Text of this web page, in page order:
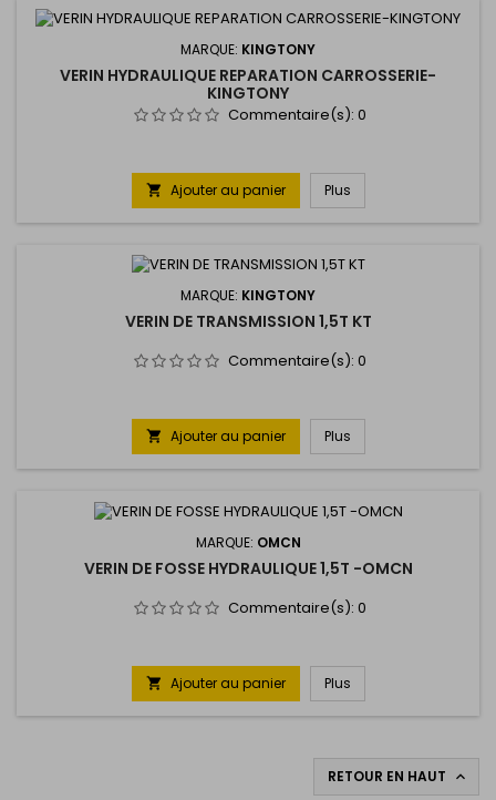
MARQUE: KINGTONY
VERIN HYDRAULIQUE REPARATION CARROSSERIE-
KINGTONY
Commentaire(s): 0
 Ajouter au panier Plus
MARQUE: KINGTONY
VERIN DE TRANSMISSION 1,5T KT
Commentaire(s): 0
 Ajouter au panier Plus
MARQUE: OMCN
VERIN DE FOSSE HYDRAULIQUE 1,5T -OMCN
Commentaire(s): 0
 Ajouter au panier Plus
RETOUR EN HAUT 